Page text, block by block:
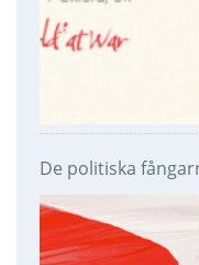
De politiska